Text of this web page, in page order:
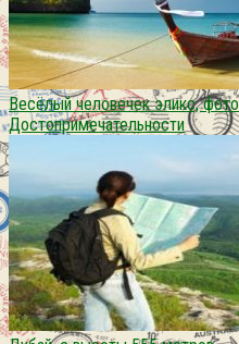
Весёлый человечек эликс,
Достопримечательности